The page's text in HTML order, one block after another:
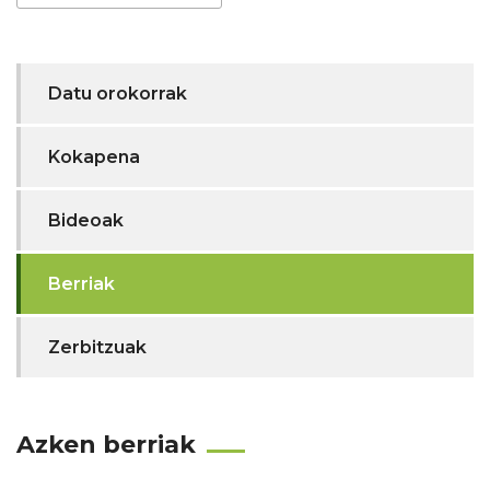
Datu orokorrak
Kokapena
Bideoak
Berriak
Zerbitzuak
Azken berriak